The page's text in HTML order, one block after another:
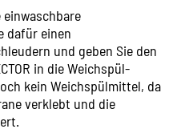
dafür einen
und geben Sie den
in die Weichspül-
kein Weichspülmittel, da
verklebt und die